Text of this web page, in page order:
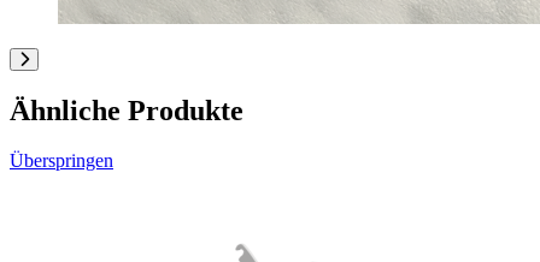
Ähnliche Produkte
Überspringen